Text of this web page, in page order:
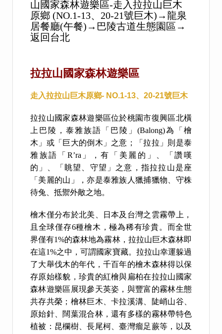
山國家森林遊樂區-走入拉拉山巨木
原鄉 (NO.1-13、20-21號巨木)→龍泉
居餐廳(午餐)→巴陵古道生態園區→
返回台北
拉拉山國家森林遊樂區
走入拉拉山巨木原鄉- NO.1-13、20-21號巨木
拉拉山國家森林遊樂區位於桃園市復興區北橫
上巴陵，泰雅族語「巴陵」(Balong)為「檜
木」或「巨大的倒木」之意；「拉拉」則是泰
雅族語「R’ra」，有「美麗的」、「讚嘆
的」、「眺望、守望」之意，指拉拉山是座
「美麗的山」，亦是泰雅族人獵捕獵物、守株
待兔、抵禦外敵之地。
檜木僅分布於北美、日本及台灣之雲霧帶上，
且全球僅存6種檜木，極為稀有珍貴。而全世
界僅有1%的森林地為霧林，拉拉山巨木森林即
在這1%之中，可謂國家寶藏。拉拉山幸運躲過
了大舉伐木的年代，千百年的檜木森林得以保
存原始樣貌，珍貴的紅檜與扁柏在拉拉山國家
森林遊樂區展現參天英姿，與豐富的霧林生態
共存共榮；檜林巨木、卡拉溪溝、陡峭山谷、
原始針、闊葉混合林，還有多樣的霧林帶特色
植被：昆欄樹、長尾柯、臺灣瘤足蕨等，以及